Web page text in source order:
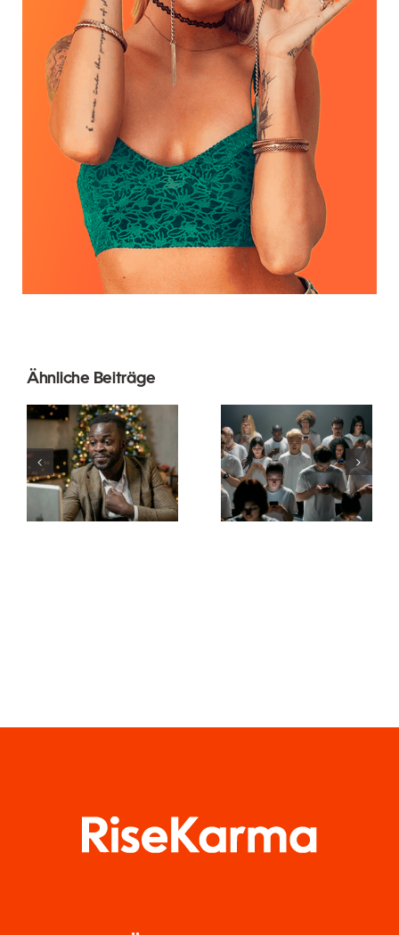
Ähnliche Beiträge
Wie man
Follower auf
LinkedIn
ausblendet,
um die
Privatsphäre
Tipps zur
Gestaltung
beeindruckender
Facebook-
Anzeigen,
die